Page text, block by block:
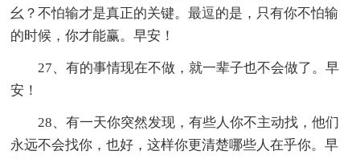
幺？不怕输才是真正的关键。最逗的是，只有你不怕输
的时候，你才能赢。早安！
27、有的事情现在不做，就一辈子也不会做了。早
安！
28、有一天你突然发现，有些人你不主动找，他们
永远不会找你，也好，这样你更清楚哪些人在乎你。早